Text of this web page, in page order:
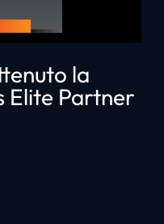
la
Elite Partner